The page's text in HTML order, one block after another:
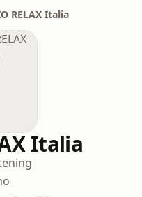
RELAX Italia
Italia